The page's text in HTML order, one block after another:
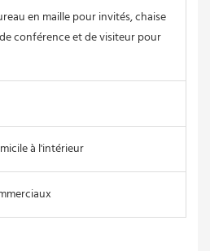
en maille pour invités, chaise
conférence et de visiteur pour
à l'intérieur